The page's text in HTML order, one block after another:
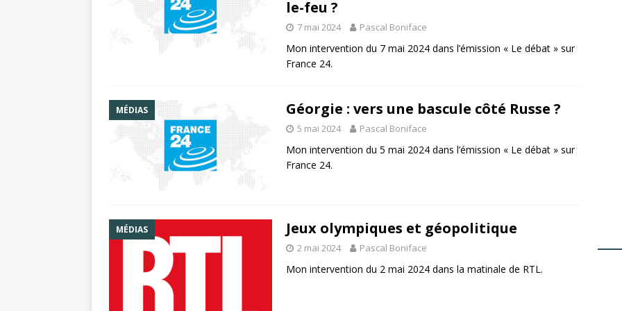
le-feu ?
7 mai 2024 Pascal Boniface
Mon intervention du 7 mai 2024 dans l’émission « Le débat » sur
France 24.
MÉDIAS Géorgie : vers une bascule côté Russe ?
5 mai 2024 Pascal Boniface
Mon intervention du 5 mai 2024 dans l’émission « Le débat » sur
France 24.
MÉDIAS Jeux olympiques et géopolitique
2 mai 2024 Pascal Boniface
Mon intervention du 2 mai 2024 dans la matinale de RTL.